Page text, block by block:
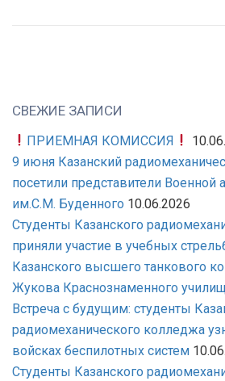
СВЕЖИЕ ЗАПИСИ
ПРИЕМНАЯ КОМИССИЯ
9 июня Казанский
посетили представители Военной
им.С.М. Буденного 10.06.2026
Студенты Казанского
приняли участие в учебных
Казанского высшего танкового
Жукова Краснознаменного
Встреча с будущим: студенты
радиомеханического колледжа
войсках беспилотных систем
Студенты Казанского